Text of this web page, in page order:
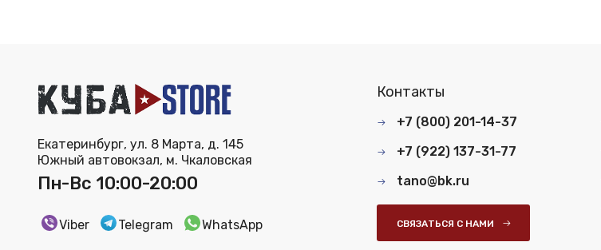
Екатеринбург, ул. 8 Марта, д. 145
Южный автовокзал, м. Чкаловская
Пн-Вс 10:00-20:00
Viber Telegram WhatsApp
Контакты
+7 (800) 201-14-37
+7 (922) 137-31-77
tano@bk.ru
СВЯЗАТЬСЯ С НАМИ